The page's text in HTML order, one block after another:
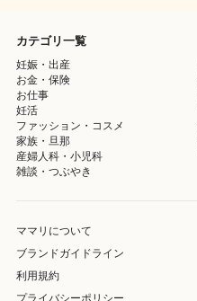
カテゴリ一覧
妊娠・出産
お金・保険
お仕事
妊活
ファッション・コスメ
家族・旦那
産婦人科・小児科
雑談・つぶやき
ママリについて
ブランドガイドライン
利用規約
プライバシーポリシー